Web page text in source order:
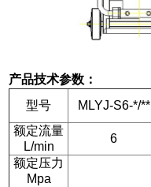
产品技术参数：
型号
MLYJ-S6-*/**
额定流量
L/min
6
额定压力
Mpa